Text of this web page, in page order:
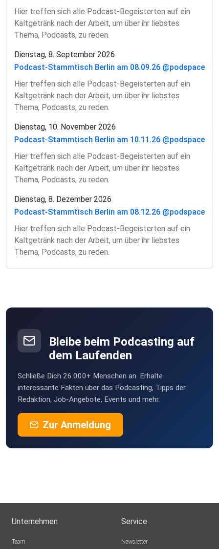
Hier treffen sich alle Podcast-Begeisterten auf ein
Kaltgetränk nach der Arbeit, um über ihr liebstes
Thema, Podcasts, zu reden.
Dienstag, 8. September 2026
Podcast-Stammtisch Berlin am 08.09.26 @podspace
Hier treffen sich alle Podcast-Begeisterten auf ein
Kaltgetränk nach der Arbeit, um über ihr liebstes
Thema, Podcasts, zu reden.
Dienstag, 10. November 2026
Podcast-Stammtisch Berlin am 10.11.26 @podspace
Hier treffen sich alle Podcast-Begeisterten auf ein
Kaltgetränk nach der Arbeit, um über ihr liebstes
Thema, Podcasts, zu reden.
Dienstag, 8. Dezember 2026
Podcast-Stammtisch Berlin am 08.12.26 @podspace
Hier treffen sich alle Podcast-Begeisterten auf ein
Kaltgetränk nach der Arbeit, um über ihr liebstes
Thema, Podcasts, zu reden.
Bleibe beim Podcasting auf
dem Laufenden
Schließe Dich 26.000+ Menschen an. Erhalte
interessante Fakten über das Podcasting, Tipps der
Redaktion, Job-Angebote, Events und mehr.
Zur Anmeldung
Unternehmen
Team
Service
Newsletter